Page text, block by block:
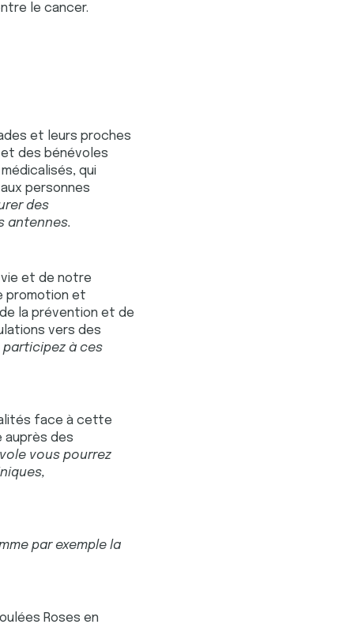
le cancer.
et leurs proches
des bénévoles
qui
personnes
des
antennes.
et de notre
promotion et
la prévention et de
vers des
participez à ces
face à cette
auprès des
vous pourrez
par exemple la
Roses en